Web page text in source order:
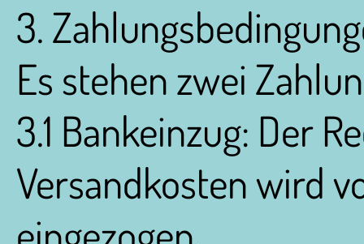
3.
Es stehen zwei
3.1 Bankeinzug: Der
Versandkosten wird